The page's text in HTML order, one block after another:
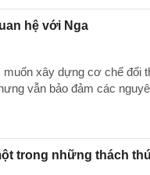
hệ với Nga
xây dựng cơ chế đối
vẫn bảo đảm các
trong những thách